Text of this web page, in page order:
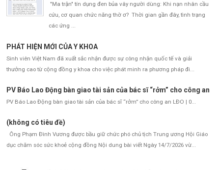
"Ma trận" tín dụng đen bủa vây người dùng: Khi nạn nhân cầu
cứu, cơ quan chức năng thờ ơ? Thời gian gần đây, tình trạng
các ứng ...
PHÁT HIỆN MỚI CỦA Y KHOA
Sinh viên Việt Nam đã xuất sắc nhận được sự công nhận quốc tế và giải
thưởng cao từ cộng đồng y khoa cho việc phát minh ra phương pháp đi...
PV Báo Lao Động bàn giao tài sản của bác sĩ “rởm” cho công an
PV Báo Lao Động bàn giao tài sản của bác sĩ “rởm” cho công an LĐO | 0...
(không có tiêu đề)
Ông Phạm Đình Vương được bầu giữ chức phó chủ tịch Trung ương Hội Giáo
dục chăm sóc sức khoẻ cộng đồng Nội dung bài viết Ngày 14/7/2026 vừ...